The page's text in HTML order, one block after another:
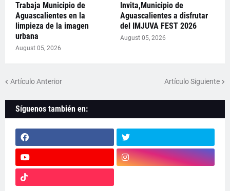
Trabaja Municipio de
Aguascalientes en la
limpieza de la imagen
urbana
August 05, 2026
Invita,Municipio de
Aguascalientes a disfrutar
del IMJUVA FEST 2026
August 05, 2026
Artículo Anterior Artículo Siguiente
Síguenos también en: